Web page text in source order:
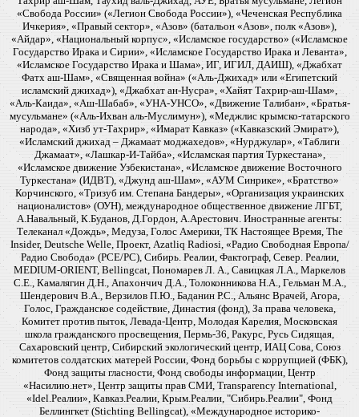
«Свобода России» («Легион Свобода России»), «Чеченская Республика
Ичкерия», «Правый сектор», «Азов» (батальон «Азов», полк «Азов»),
«Айдар», «Национальный корпус», «Исламское государство» («Исламское
Государство Ирака и Сирии», «Исламское Государство Ирака и Леванта»,
«Исламское Государство Ирака и Шама», ИГ, ИГИЛ, ДАИШ), «Джабхат
Фатх аш-Шам», «Священная война» («Аль-Джихад» или «Египетский
исламский джихад»), «Джабхат ан-Нусра», «Хайят Тахрир-аш-Шам»,
«Аль-Каида», «Аш-Шабаб», «УНА-УНСО», «Движение Талибан», «Братья-
мусульмане» («Аль-Ихван аль-Муслимун»), «Меджлис крымско-татарского
народа», «Хизб ут-Тахрир», «Имарат Кавказ» («Кавказский Эмират»),
«Исламский джихад – Джамаат моджахедов», «Нурджулар», «Таблиги
Джамаат», «Лашкар-И-Тайба», «Исламская партия Туркестана»,
«Исламское движение Узбекистана», «Исламское движение Восточного
Туркестана» (ИДВТ), «Джунд аш-Шам», «АУМ Синрике», «Братство»
Корчинского, «Тризуб им. Степана Бандеры», «Организация украинских
националистов» (ОУН), международное общественное движение ЛГБТ,
А.Навальный, К.Буданов, Д.Гордон, А.Арестович. Иностранные агенты:
Телеканал «Дождь», Медуза, Голос Америки, ТК Настоящее Время, The
Insider, Deutsche Welle, Проект, Azatliq Radiosi, «Радио Свободная Европа/
Радио Свобода» (PCE/PC), Сибирь. Реалии, Фактограф, Север. Реалии,
MEDIUM-ORIENT, Bellingcat, Пономарев Л. А., Савицкая Л.А., Маркелов
С.Е., Камалягин Д.Н., Апахончич Д.А., Толоконникова Н.А., Гельман М.А.,
Шендерович В.А., Верзилов П.Ю., Баданин Р.С., Альянс Врачей, Агора,
Голос, Гражданское содействие, Династия (фонд), За права человека,
Комитет против пыток, Левада-Центр, Молодая Карелия, Московская
школа гражданского просвещения, Пермь-36, Ракурс, Русь Сидящая,
Сахаровский центр, Сибирский экологический центр, ИАЦ Сова, Союз
комитетов солдатских матерей России, Фонд борьбы с коррупцией (ФБК),
Фонд защиты гласности, Фонд свободы информации, Центр
«Насилию.нет», Центр защиты прав СМИ, Transparency International,
«Idel.Реалии», Кавказ.Реалии, Крым.Реалии, "Сибирь.Реалии", Фонд
Беллингкет (Stichting Bellingcat), «Международное историко-